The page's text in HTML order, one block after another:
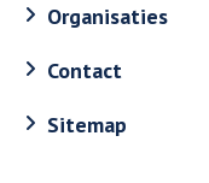
Organisaties
Contact
Sitemap